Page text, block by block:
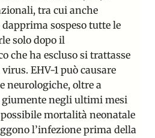
tra cui anche
sospeso tutte le
solo dopo il
che ha escluso si trattasse
EHV-1 può causare
neurologiche, oltre a
giumente negli ultimi mesi
mortalità neonatale
l’infezione prima della